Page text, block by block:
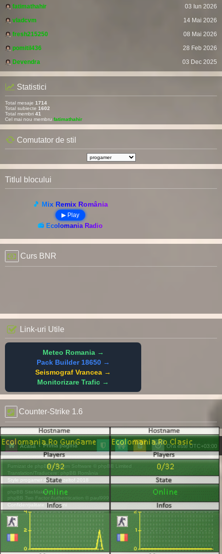
fatimathahir
03 Iun 2026
vladcvm
14 Mai 2026
fresh215250
08 Mai 2026
pomitil436
28 Feb 2026
Devendra
03 Dec 2025
Statistici
Total mesaje 1714
Total subiecte 1602
Total membri 41
Cel mai nou membru fatimathahir
Comutator de stil
Titlul blocului
🎵 Mix Remix România
▶ Play
📻 Ecolomania Radio
Curs BNR
Link-uri Utile
Meteo Romania →
Pack Builder 18650 →
Seismograf Vrancea →
Monitorizare Trafic →
Counter-Strike 1.6
Acasă Prima pagină Ora este UTC+03:00
Furnizat de phpBB® Forum Software © phpBB Limited
Translation/Traducere: phpBB România
Style progamer de ©Mazeltof 2018
phpBB SiteMaker
phpBB Two Factor Authentication © paul999
Confidențialitate |Termeni